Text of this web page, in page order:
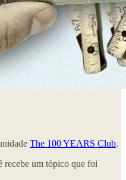
The 100 YEARS Club.
recebe um tópico que foi